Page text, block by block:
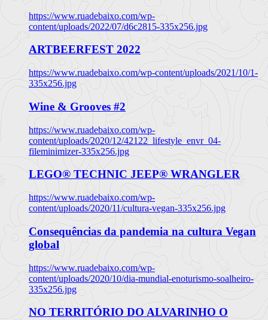
https://www.ruadebaixo.com/wp-
content/uploads/2022/07/d6c2815-335x256.jpg
ARTBEERFEST 2022
https://www.ruadebaixo.com/wp-content/uploads/2021/10/1-
335x256.jpg
Wine & Grooves #2
https://www.ruadebaixo.com/wp-
content/uploads/2020/12/42122_lifestyle_envr_04-
fileminimizer-335x256.jpg
LEGO® TECHNIC JEEP® WRANGLER
https://www.ruadebaixo.com/wp-
content/uploads/2020/11/cultura-vegan-335x256.jpg
Consequências da pandemia na cultura Vegan
global
https://www.ruadebaixo.com/wp-
content/uploads/2020/10/dia-mundial-enoturismo-soalheiro-
335x256.jpg
NO TERRITÓRIO DO ALVARINHO O